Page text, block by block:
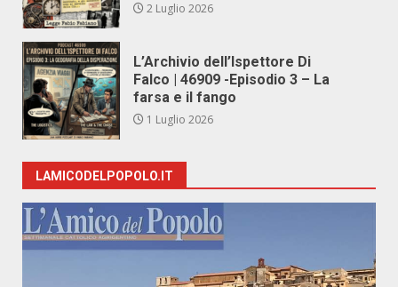
2 Luglio 2026
L’Archivio dell’Ispettore Di
Falco | 46909 -Episodio 3 – La
farsa e il fango
1 Luglio 2026
LAMICODELPOPOLO.IT